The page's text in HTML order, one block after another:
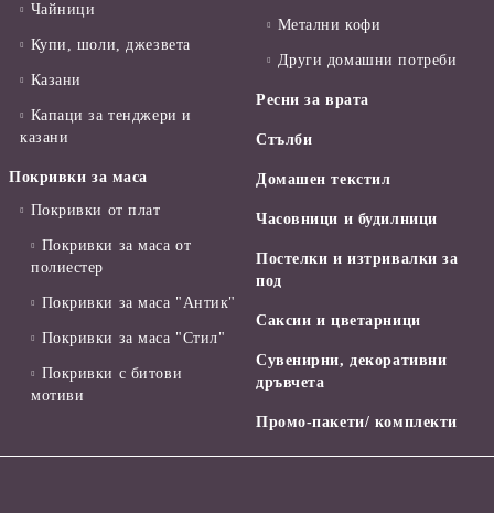
Чайници
Купи, шоли, джезвета
Казани
Капаци за тенджери и
казани
Покривки за маса
Покривки от плат
Покривки за маса от
полиестер
Покривки за маса "Антик"
Покривки за маса "Стил"
Покривки с битови
мотиви
Метални кофи
Други домашни потреби
Ресни за врата
Стълби
Домашен текстил
Часовници и будилници
Постелки и изтривалки за
под
Саксии и цветарници
Сувенирни, декоративни
дръвчета
Промо-пакети/ комплекти